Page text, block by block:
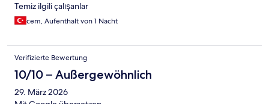
Temiz ilgili çalışanlar
cem, Aufenthalt von 1 Nacht
Verifizierte Bewertung
10/10 – Außergewöhnlich
29. März 2026